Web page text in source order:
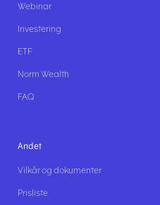
Webinar
Investering
ETF
Norm Wealth
FAQ
Andet
Vilkår og dokumenter
Prisliste